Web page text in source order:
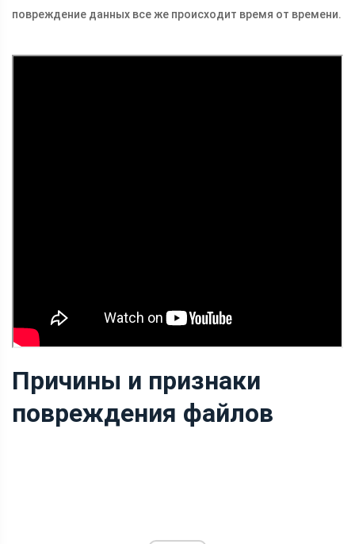
повреждение данных все же происходит время от времени.
Причины и признаки
повреждения файлов